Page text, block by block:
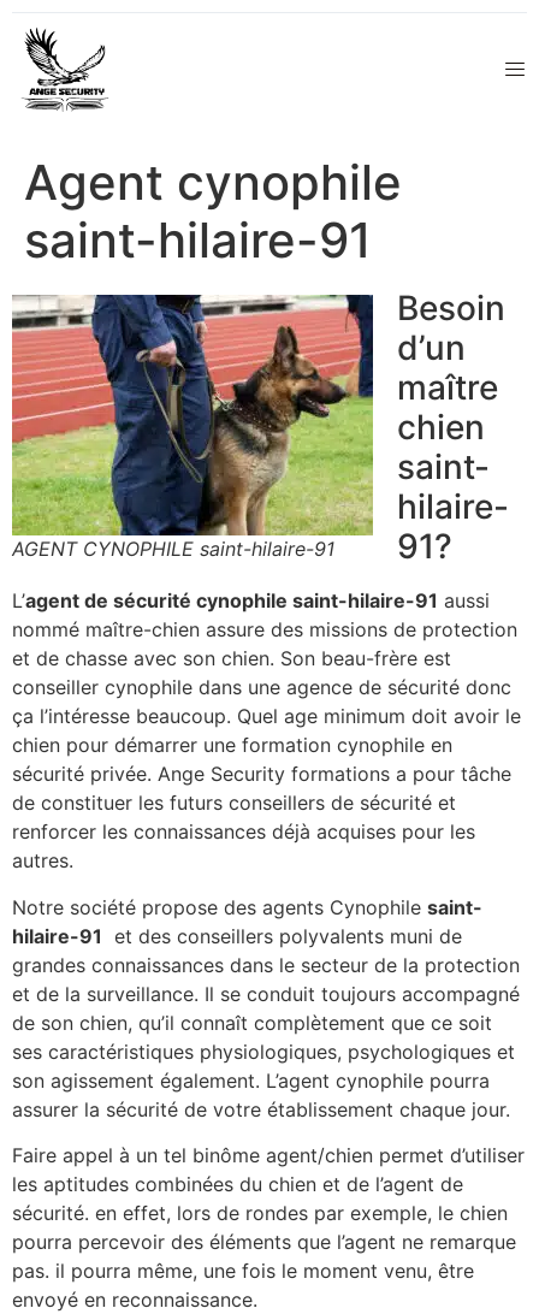
Agent cynophile
saint-hilaire-91
AGENT CYNOPHILE saint-hilaire-91
Besoin
d’un
maître
chien
saint-
hilaire-
91?
L’agent de sécurité cynophile saint-hilaire-91 aussi
nommé maître-chien assure des missions de protection
et de chasse avec son chien. Son beau-frère est
conseiller cynophile dans une agence de sécurité donc
ça l’intéresse beaucoup. Quel age minimum doit avoir le
chien pour démarrer une formation cynophile en
sécurité privée. Ange Security formations a pour tâche
de constituer les futurs conseillers de sécurité et
renforcer les connaissances déjà acquises pour les
autres.
Notre société propose des agents Cynophile saint-
hilaire-91 et des conseillers polyvalents muni de
grandes connaissances dans le secteur de la protection
et de la surveillance. Il se conduit toujours accompagné
de son chien, qu’il connaît complètement que ce soit
ses caractéristiques physiologiques, psychologiques et
son agissement également. L’agent cynophile pourra
assurer la sécurité de votre établissement chaque jour.
Faire appel à un tel binôme agent/chien permet d’utiliser
les aptitudes combinées du chien et de l’agent de
sécurité. en effet, lors de rondes par exemple, le chien
pourra percevoir des éléments que l’agent ne remarque
pas. il pourra même, une fois le moment venu, être
envoyé en reconnaissance.